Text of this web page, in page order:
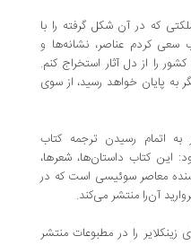
که در آن شکل گرفته را با
کردم عناصر، نشانه‌ها و
را از دل آثار استخراج کنم.
به پایان خواهد رسید، از سوی
به اتمام رسیدن ترجمه کتاب
این کتاب داستان‌ها، شعرها،
معاصر سوئیسی است که در
آن‌را منتشر می‌کند.
را در مطبوعات منتشر